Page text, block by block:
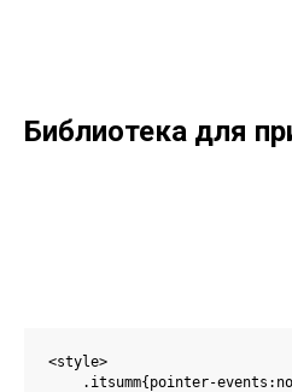
Библиотека для
<style>
.itsumm{pointer-